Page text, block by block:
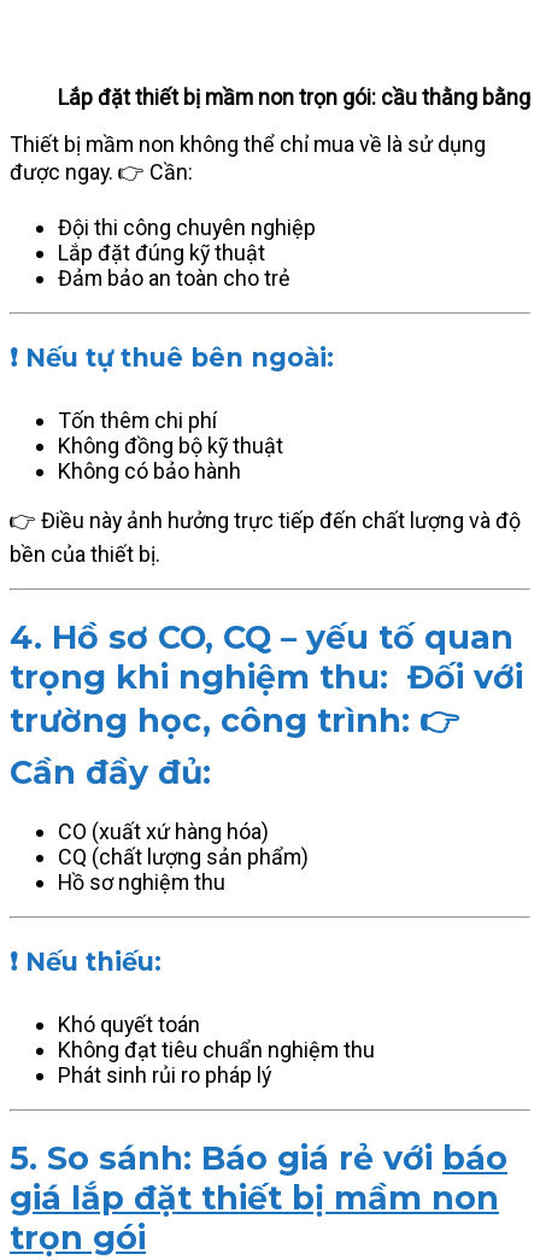
Lắp đặt thiết bị mầm non trọn gói: cầu thằng bằng
Thiết bị mầm non không thể chỉ mua về là sử dụng
được ngay. 👉 Cần:
Đội thi công chuyên nghiệp
Lắp đặt đúng kỹ thuật
Đảm bảo an toàn cho trẻ
❗ Nếu tự thuê bên ngoài:
Tốn thêm chi phí
Không đồng bộ kỹ thuật
Không có bảo hành
👉 Điều này ảnh hưởng trực tiếp đến chất lượng và độ
bền của thiết bị.
4. Hồ sơ CO, CQ – yếu tố quan
trọng khi nghiệm thu: Đối với
trường học, công trình: 👉
Cần đầy đủ:
CO (xuất xứ hàng hóa)
CQ (chất lượng sản phẩm)
Hồ sơ nghiệm thu
❗ Nếu thiếu:
Khó quyết toán
Không đạt tiêu chuẩn nghiệm thu
Phát sinh rủi ro pháp lý
5. So sánh: Báo giá rẻ với báo
giá lắp đặt thiết bị mầm non
trọn gói